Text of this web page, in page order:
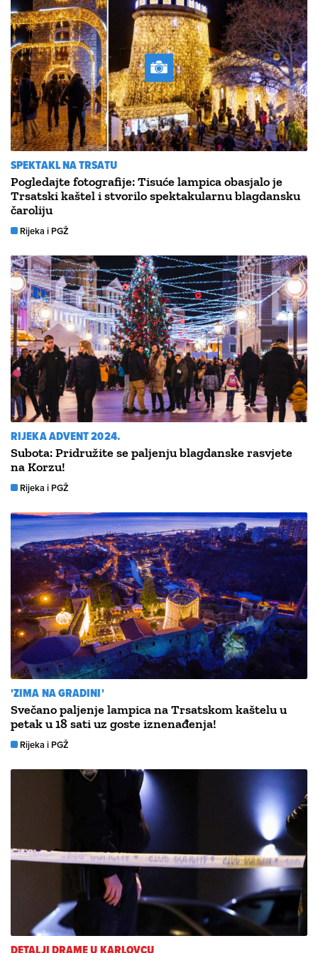
SPEKTAKL NA TRSATU
Pogledajte fotografije: Tisuće lampica obasjalo je
Trsatski kaštel i stvorilo spektakularnu blagdansku
čaroliju
Rijeka i PGŽ
RIJEKA ADVENT 2024.
Subota: Pridružite se paljenju blagdanske rasvjete
na Korzu!
Rijeka i PGŽ
'ZIMA NA GRADINI'
Svečano paljenje lampica na Trsatskom kaštelu u
petak u 18 sati uz goste iznenađenja!
Rijeka i PGŽ
DETALJI DRAME U KARLOVCU